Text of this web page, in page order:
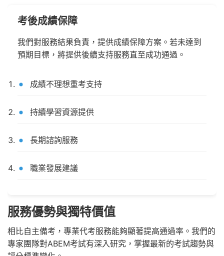
考後成績保障
我們對服務結果負責，提供成績保障方案。若未達到
預期目標，將提供後續支持服務直至成功通過。
成績不理想重考支持
持續學習資源提供
長期諮詢服務
職業發展建議
服務優勢與獨特價值
相比自主備考，專業代考服務能夠顯著提高通過率。我們的
專家團隊對ABEM考試有深入研究，掌握最新的考試趨勢與